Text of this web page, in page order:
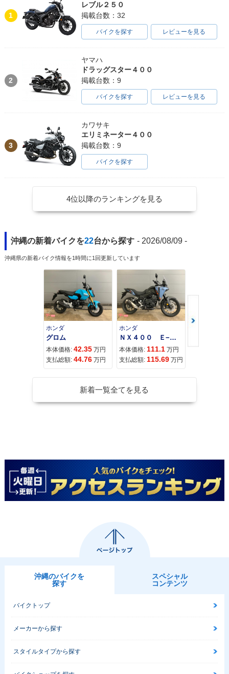
1
レブル２５０
掲載台数：32
バイクを探す レビューを見る
2
ヤマハ
ドラッグスター４００
掲載台数：9
バイクを探す レビューを見る
3
カワサキ
エリミネーター４００
掲載台数：9
バイクを探す
4位以降のランキングを見る
沖縄の新着バイクを22台から探す - 2026/08/09 -
沖縄県の新着バイク情報を1時間に1回更新しています
ホンダ
グロム
本体価格: 42.35 万円
支払総額: 44.76 万円
ホンダ
ＮＸ４００ Ｅ−Ｃｌｕｔｃｈ
本体価格: 111.1 万円
支払総額: 115.69 万円
新着一覧全てを見る
沖縄のバイクを
探す
スペシャル
コンテンツ
バイクトップ
メーカーから探す
スタイルタイプから探す